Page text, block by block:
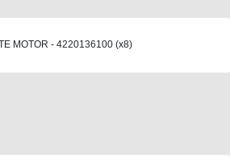
MOTOR - 4220136100 (x8)